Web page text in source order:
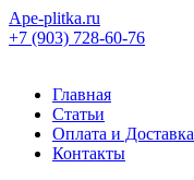
Ape-plitka.ru
+7 (903) 728-60-76
Главная
Статьи
Оплата и Доставка
Контакты